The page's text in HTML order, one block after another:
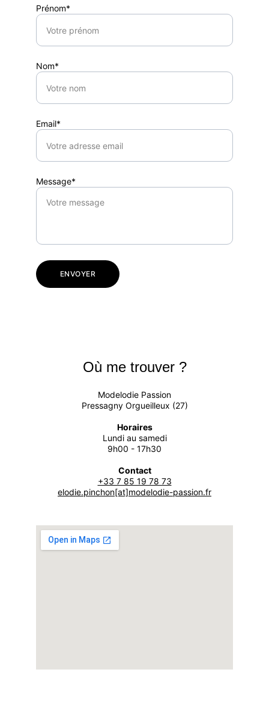
Prénom*
Nom*
Email*
Message*
ENVOYER
Où me trouver ?
Modelodie Passion
Pressagny Orgueilleux (27)
Horaires
Lundi au samedi
9h00 - 17h30
Contact
+33 7 85 19 78 73
elodie.pinchon[at]modelodie-passion.fr